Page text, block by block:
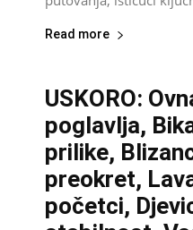
Read more
USKORO:
poglavlja,
prilike,
preokret,
početci,